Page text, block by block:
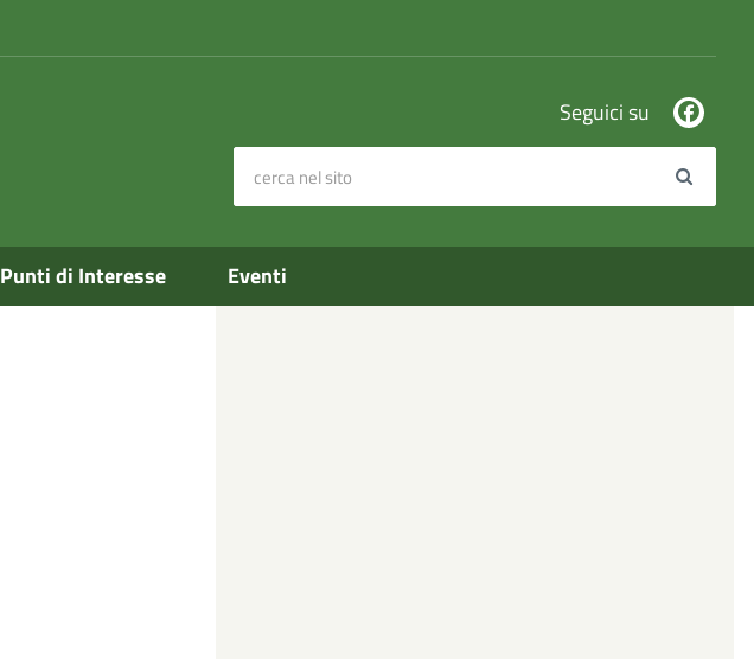
Seguici su
Punti di Interesse Eventi